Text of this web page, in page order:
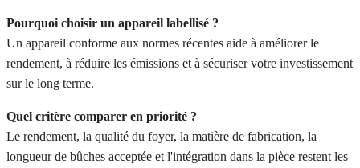
Pourquoi choisir un appareil labellisé ?
Un appareil conforme aux normes récentes aide à améliorer le
rendement, à réduire les émissions et à sécuriser votre investissement
sur le long terme.
Quel critère comparer en priorité ?
Le rendement, la qualité du foyer, la matière de fabrication, la
longueur de bûches acceptée et l'intégration dans la pièce restent les